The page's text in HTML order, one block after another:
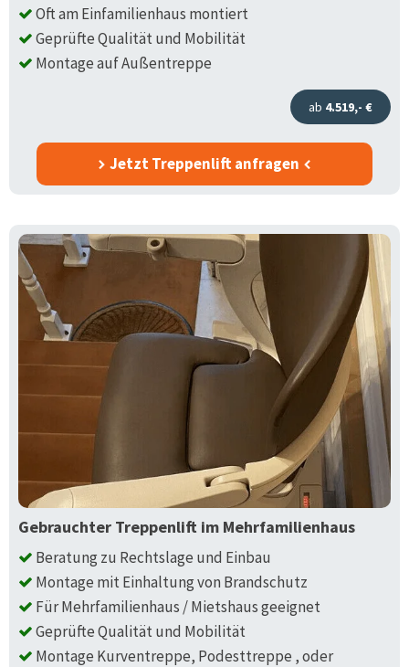
Oft am Einfamilienhaus montiert
Geprüfte Qualität und Mobilität
Montage auf Außentreppe
ab 4.519,- €
Jetzt Treppenlift anfragen
Gebrauchter Treppenlift im Mehrfamilienhaus
Beratung zu Rechtslage und Einbau
Montage mit Einhaltung von Brandschutz
Für Mehrfamilienhaus / Mietshaus geeignet
Geprüfte Qualität und Mobilität
Montage Kurventreppe, Podesttreppe , oder